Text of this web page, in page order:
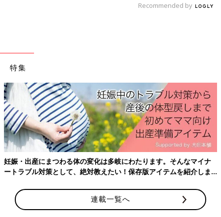
kote_peroさんは、TEMPERATE（テンパレイト）のレインシュ
か。パールの装飾が素敵なレインシューズですね。
楽天市場で見る
マーブルっぽいデザインがオシャレでかわいい！kiu
のレインポンチョ
Recommended by
特集
妊娠・出産にまつわる体の変化は多岐にわたります。そんなマイナ
ートラブル対策として、絶対教えたい！保存版アイテムを紹介しま
連載一覧へ